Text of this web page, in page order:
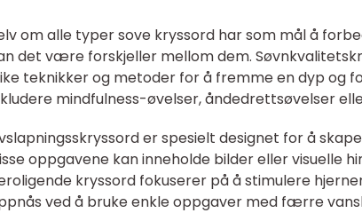
om alle typer sove kryssord har som mål å
det være forskjeller mellom dem.
teknikker og metoder for å fremme en dyp og
mindfulness-øvelser, åndedrettsøvelser
er spesielt designet for å
oppgavene kan inneholde bilder eller visuelle
kryssord fokuserer på å stimulere
ved å bruke enkle oppgaver med færre